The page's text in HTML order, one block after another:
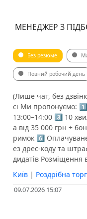
МЕНЕДЖЕР З
Без резюме
Повний робочий день
(Лише чат, без
сі Ми пропонуємо:
13:00–14:00 3️⃣ 10
а від 35 000 грн +
римок 6️⃣
ез дрес-коду та
дидатів Розміщення
Київ | Роздрібна
09.07.2026 15:07